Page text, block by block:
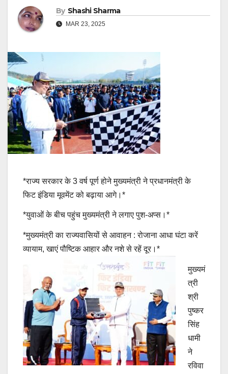
By Shashi Sharma
MAR 23, 2025
*राज्य सरकार के 3 वर्ष पूर्ण होने मुख्यमंत्री ने प्रधानमंत्री के
फिट इंडिया मूवमेंट को बढ़ाया आगे।*
*युवाओं के बीच पहुंच मुख्यमंत्री ने लगाए पुश-अप्स।*
*मुख्यमंत्री का राज्यवासियों से आवाहन : रोजाना आधा घंटा करें
व्यायाम, खाएं पौष्टिक आहार और नशे से रहें दूर।*
मुख्यमं
त्री
श्री
पुष्कर
सिंह
धामी
ने
रविवा